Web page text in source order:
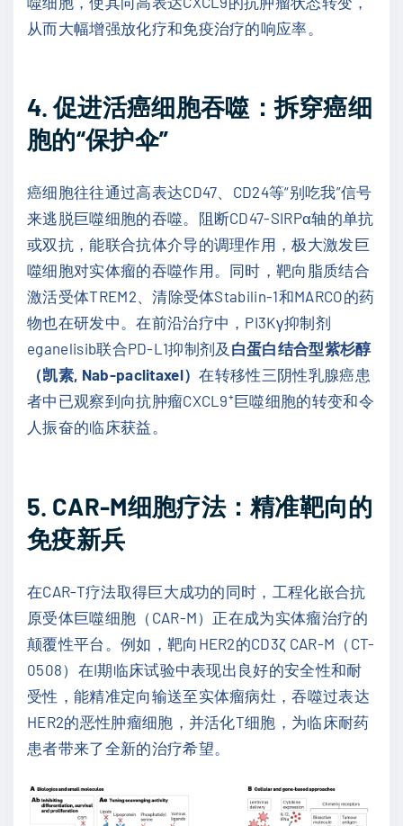
从而大幅增强放化疗和免疫治疗的响应率。
4. 促进活癌细胞吞噬：拆穿癌细
胞的“保护伞”
癌细胞往往通过高表达CD47、CD24等“别吃我”信号
来逃脱巨噬细胞的吞噬。阻断CD47-SIRPα轴的单抗
或双抗，能联合抗体介导的调理作用，极大激发巨
噬细胞对实体瘤的吞噬作用。同时，靶向脂质结合
激活受体TREM2、清除受体Stabilin-1和MARCO的药
物也在研发中。在前沿治疗中，PI3Kγ抑制剂
eganelisib联合PD-L1抑制剂及 白蛋白结合型紫杉醇
（凯素, Nab-paclitaxel）在转移性三阴性乳腺癌患
者中已观察到向抗肿瘤CXCL9⁺巨噬细胞的转变和令
人振奋的临床获益。
5. CAR-M细胞疗法：精准靶向的
免疫新兵
在CAR-T疗法取得巨大成功的同时，工程化嵌合抗
原受体巨噬细胞（CAR-M）正在成为实体瘤治疗的
颠覆性平台。例如，靶向HER2的CD3ζ CAR-M（CT-
0508）在I期临床试验中表现出良好的安全性和耐
受性，能精准定向输送至实体瘤病灶，吞噬过表达
HER2的恶性肿瘤细胞，并活化T细胞，为临床耐药
患者带来了全新的治疗希望。